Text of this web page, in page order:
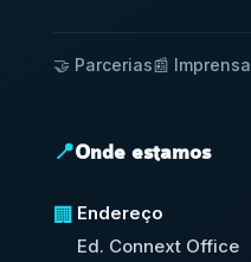
🤝 Parcerias📰 Imprensa
📍Onde estamos
🏢 Endereço
Ed. Connext Office